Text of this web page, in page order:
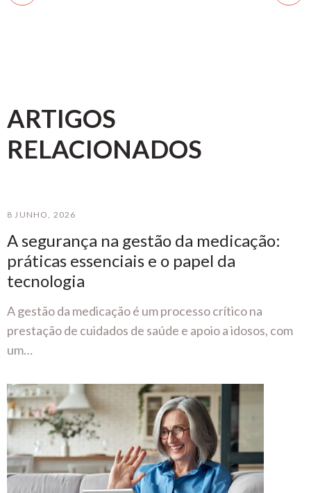
ARTIGOS
RELACIONADOS
A segurança na gestão da medicação:
práticas essenciais e o papel da
tecnologia
8 JUNHO, 2026
A gestão da medicação é um processo crítico na
prestação de cuidados de saúde e apoio a idosos, com
um…